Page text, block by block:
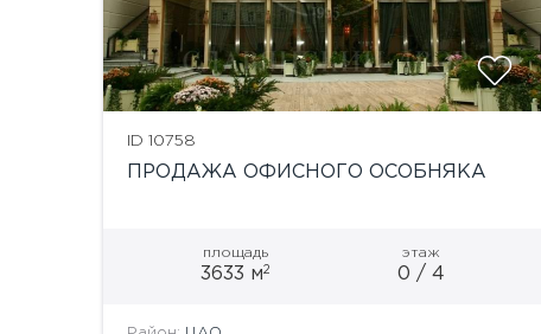
ID 10758
ПРОДАЖА ОФИСНОГО ОСОБНЯКА
площадь
3633 м2
этаж
0 / 4